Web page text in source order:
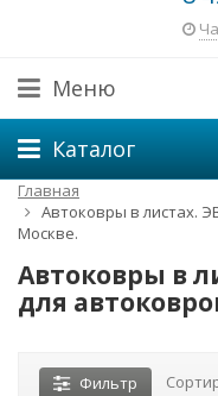
Меню
Каталог
Главная
Автоковры в листах.
Москве.
Автоковры в
для
Фильтр